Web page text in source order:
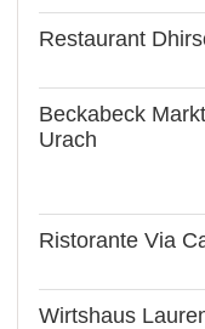
Restaurant
Beckabeck
Urach
Ristorante Via
Wirtshaus